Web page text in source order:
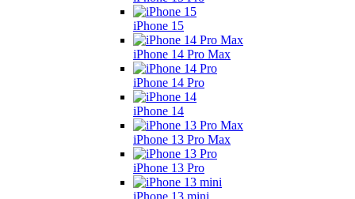
iPhone 15
iPhone 14 Pro Max
iPhone 14 Pro
iPhone 14
iPhone 13 Pro Max
iPhone 13 Pro
iPhone 13 mini